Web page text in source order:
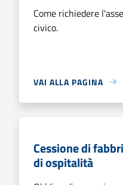
Come richiedere
civico.
VAI ALLA PAGINA
Cessione di
di ospitalità